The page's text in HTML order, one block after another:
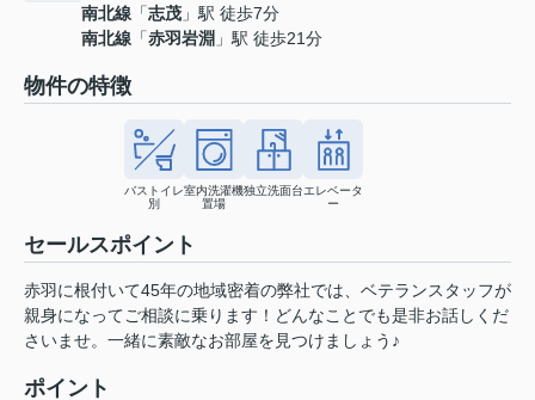
南北線 「志茂 」駅 徒歩7分
南北線 「赤羽岩淵 」駅 徒歩21分
物件の特徴
バストイレ
別
室内洗濯機
置場
独立洗面台エレベータ
ー
セールスポイント
赤羽に根付いて45年の地域密着の弊社では、ベテランスタッフが
親身になってご相談に乗ります！どんなことでも是非お話しくだ
さいませ。一緒に素敵なお部屋を見つけましょう♪
ポイント